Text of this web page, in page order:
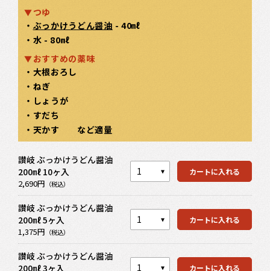
つゆ
・ ぶっかけうどん醤油 - 40㎖
・水 - 80㎖
おすすめの薬味
・大根おろし
・ねぎ
・しょうが
・すだち
・天かす など適量
讃岐 ぶっかけうどん醤油
200㎖ 10ヶ入
2,690円 （税込）
カートに入れる
讃岐 ぶっかけうどん醤油
200㎖ 5ヶ入
1,375円 （税込）
カートに入れる
カートを見る
讃岐 ぶっかけうどん醤油
200㎖ 3ヶ入
カートに入れる
カートを見る